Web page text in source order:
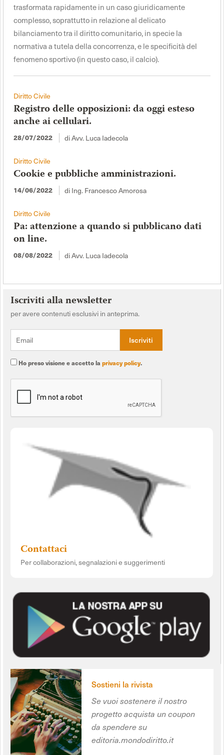
trasformata rapidamente in un caso giuridicamente
complesso, soprattutto in relazione al delicato
bilanciamento tra il diritto comunitario, in specie la
normativa a tutela della concorrenza, e le specificità del
fenomeno sportivo (in questo caso, il calcio).
Diritto Civile
Registro delle opposizioni: da oggi esteso
anche ai cellulari.
28/07/2022 di Avv. Luca Iadecola
Diritto Civile
Cookie e pubbliche amministrazioni.
14/06/2022 di Ing. Francesco Amorosa
Diritto Civile
Pa: attenzione a quando si pubblicano dati
on line.
08/08/2022 di Avv. Luca Iadecola
Iscriviti alla newsletter
per avere contenuti esclusivi in anteprima.
Ho preso visione e accetto la privacy policy.
Contattaci
Per collaborazioni, segnalazioni e suggerimenti
Sostieni la rivista
Se vuoi sostenere il nostro
progetto acquista un coupon
da spendere su
editoria.mondodiritto.it